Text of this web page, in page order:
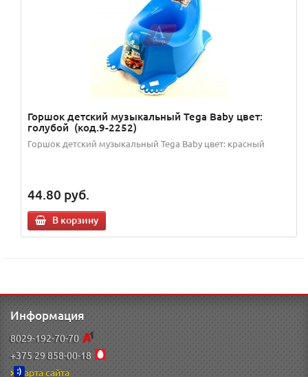
Горшок детский музыкальный Tega Baby цвет:
голубой (код.9-2252)
Горшок детский музыкальный Tega Baby цвет: красный
44.80 руб.
В корзину
Информация
8029-192-70-70
+375 29 858-00-18
Карта сайта